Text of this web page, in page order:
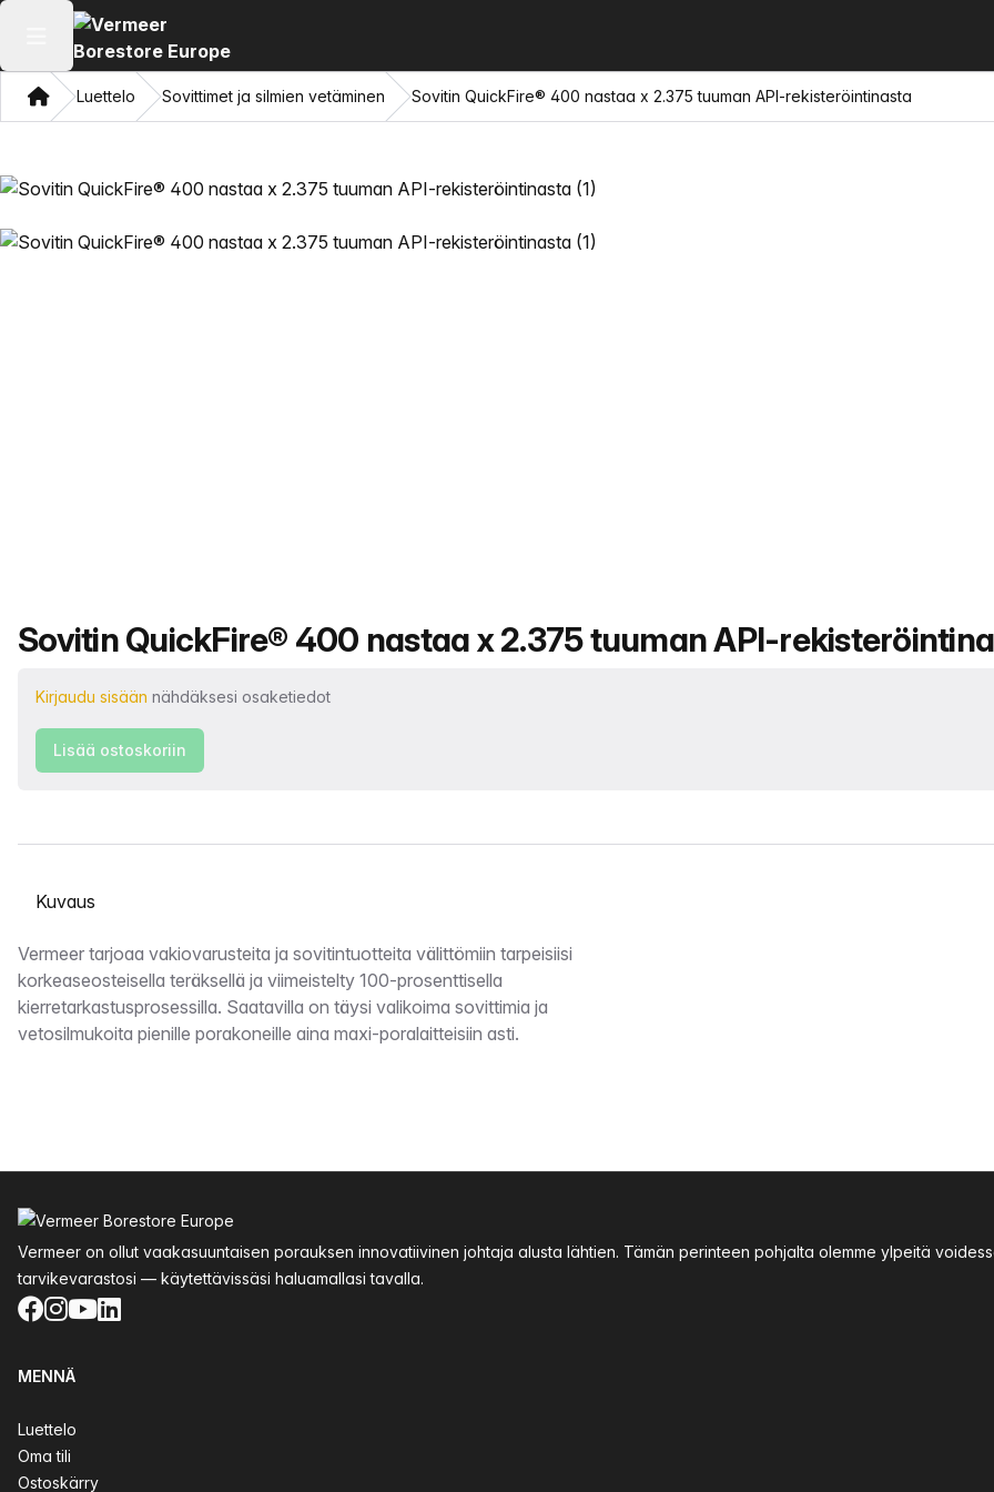
Avaa päävalikko
KotiLuettelo Sovittimet ja silmien vetäminen Sovitin QuickFire® 400 nastaa x 2.375 tuuman API-rekisteröintinasta
Tuotteen nimi
Sovitin QuickFire® 400 nastaa x 2.375 tuuman API-
Kirjaudu sisään nähdäksesi osaketiedot
Lisää ostoskoriin
Valitse välilehti
Kuvaus
Vermeer tarjoaa vakiovarusteita ja sovitintuotteita välittömiin tarpeisiisi
korkeaseosteisella teräksellä ja viimeistelty 100-prosenttisella
kierretarkastusprosessilla. Saatavilla on täysi valikoima sovittimia ja
vetosilmukoita pienille porakoneille aina maxi-poralaitteisiin asti.
Vermeer on ollut vaakasuuntaisen porauksen innovatiivinen johtaja alusta lähtien. Tämän perinteen pohjalta olemme ylpeitä
tarvikevarastosi — käytettävissäsi haluamallasi tavalla.
Facebook
Instagram
YouTube
LinkedIn
MENNÄ
Luettelo
Oma tili
Ostoskärry